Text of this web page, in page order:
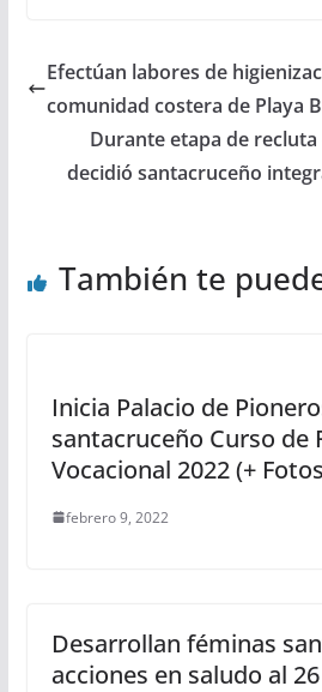
Efectúan labores de
comunidad costera de Playa
Durante etapa de
decidió santacruceño
También te
Inicia Palacio de
santacruceño Curso de
Vocacional 2022 (+
febrero 9, 2022
Desarrollan féminas
acciones en saludo al